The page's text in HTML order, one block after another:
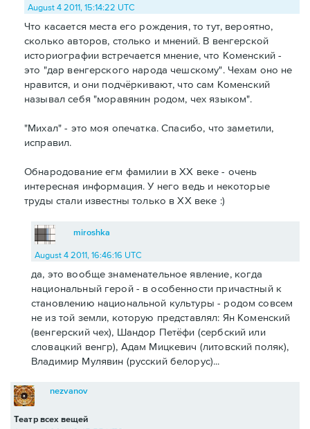
August 4 2011, 15:14:22 UTC
Что касается места его рождения, то тут, вероятно,
сколько авторов, столько и мнений. В венгерской
историографии встречается мнение, что Коменский -
это "дар венгерского народа чешскому". Чехам оно не
нравится, и они подчёркивают, что сам Коменский
называл себя "моравянин родом, чех языком".
"Михал" - это моя опечатка. Спасибо, что заметили,
исправил.
Обнародование егм фамилии в ХХ веке - очень
интересная информация. У него ведь и некоторые
труды стали известны только в ХХ веке :)
miroshka
August 4 2011, 16:46:16 UTC
да, это вообще знаменательное явление, когда
национальный герой - в особенности причастный к
становлению национальной культуры - родом совсем
не из той земли, которую представлял: Ян Коменский
(венгерский чех), Шандор Петёфи (сербский или
словацкий венгр), Адам Мицкевич (литовский поляк),
Владимир Мулявин (русский белорус)...
Театр всех вещей
nezvanov